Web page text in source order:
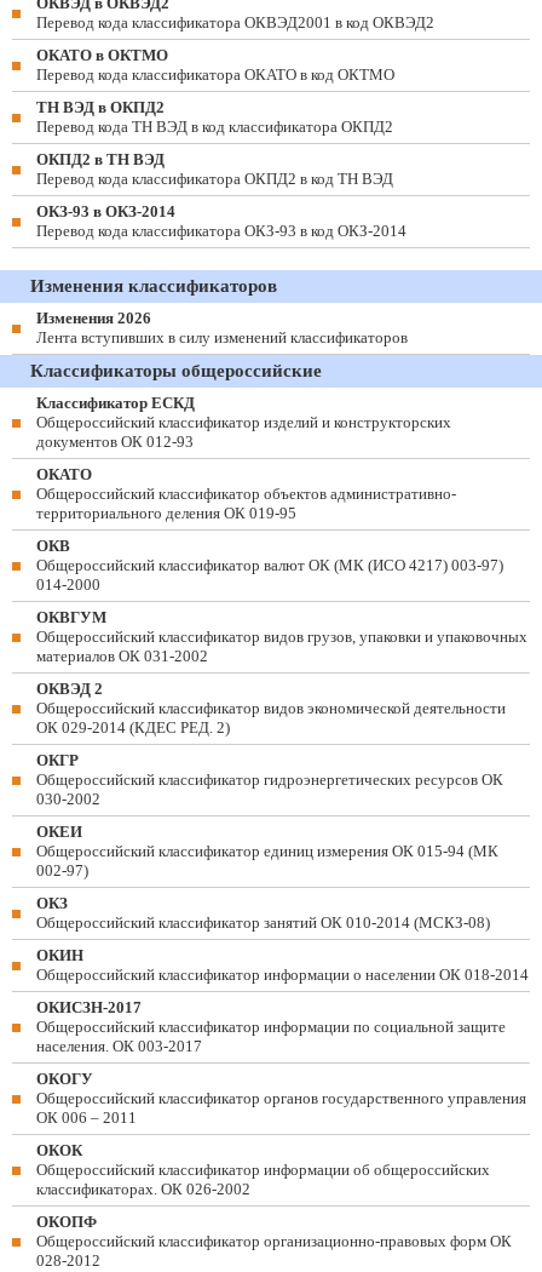
Перевод кода классификатора ОКВЭД2001 в код ОКВЭД2
ОКАТО в ОКТМО
Перевод кода классификатора ОКАТО в код ОКТМО
ТН ВЭД в ОКПД2
Перевод кода ТН ВЭД в код классификатора ОКПД2
ОКПД2 в ТН ВЭД
Перевод кода классификатора ОКПД2 в код ТН ВЭД
ОКЗ-93 в ОКЗ-2014
Перевод кода классификатора ОКЗ-93 в код ОКЗ-2014
Изменения классификаторов
Изменения 2026
Лента вступивших в силу изменений классификаторов
Классификаторы общероссийские
Классификатор ЕСКД
Общероссийский классификатор изделий и конструкторских
документов ОК 012-93
ОКАТО
Общероссийский классификатор объектов административно-
территориального деления ОК 019-95
ОКВ
Общероссийский классификатор валют ОК (МК (ИСО 4217) 003-97)
014-2000
ОКВГУМ
Общероссийский классификатор видов грузов, упаковки и упаковочных
материалов ОК 031-2002
ОКВЭД 2
Общероссийский классификатор видов экономической деятельности
ОК 029-2014 (КДЕС РЕД. 2)
ОКГР
Общероссийский классификатор гидроэнергетических ресурсов ОК
030-2002
ОКЕИ
Общероссийский классификатор единиц измерения ОК 015-94 (МК
002-97)
ОКЗ
Общероссийский классификатор занятий ОК 010-2014 (МСКЗ-08)
ОКИН
Общероссийский классификатор информации о населении ОК 018-2014
ОКИСЗН-2017
Общероссийский классификатор информации по социальной защите
населения. ОК 003-2017
ОКОГУ
Общероссийский классификатор органов государственного управления
ОК 006 – 2011
ОКОК
Общероссийский классификатор информации об общероссийских
классификаторах. ОК 026-2002
ОКОПФ
Общероссийский классификатор организационно-правовых форм ОК
028-2012